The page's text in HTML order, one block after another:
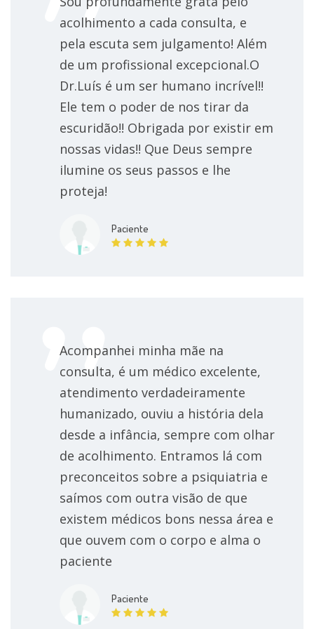
Transtorno Da Personalidade Histriônica
Transtorno do pânico
Transtorno de déficit de atenção com
hiperatividade (TDAH)
Transtorno de personalidade múltipla
Transtorno Obsesivo Compulsivo (TOC)
Transtorno Distímico
Transtorno Da Personalidade Passivo-Agressiva
Transtornos de ansiedade
Transtornos de ansiedade generalizados
Transtornos de déficit de atenção e do
comportamento disruptivo
Transtornos Dissociativos
Transtornos do humor
acolhimento a cada consulta, e
pela escuta sem julgamento! Além
de um profissional excepcional.O
Dr.Luís é um ser humano incrível!!
Ele tem o poder de nos tirar da
escuridão!! Obrigada por existir em
nossas vidas!! Que Deus sempre
ilumine os seus passos e lhe
proteja!
Paciente
Acompanhei minha mãe na
consulta, é um médico excelente,
atendimento verdadeiramente
humanizado, ouviu a história dela
desde a infância, sempre com olhar
de acolhimento. Entramos lá com
preconceitos sobre a psiquiatria e
saímos com outra visão de que
existem médicos bons nessa área e
que ouvem com o corpo e alma o
paciente
Paciente